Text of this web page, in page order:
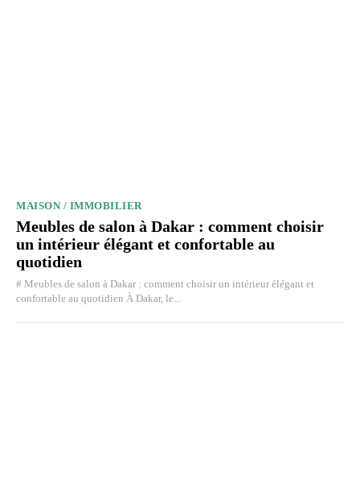
MAISON / IMMOBILIER
Meubles de salon à Dakar : comment choisir
un intérieur élégant et confortable au
quotidien
# Meubles de salon à Dakar : comment choisir un intérieur élégant et
confortable au quotidien À Dakar, le...